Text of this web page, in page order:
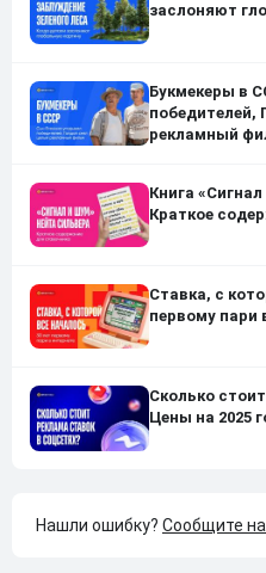
заслоняют
Букмекеры в
победителей,
рекламный
Книга
Краткое
Ставка, с
первому пари
Сколько
Цены на 2025
Нашли ошибку? Сообщите